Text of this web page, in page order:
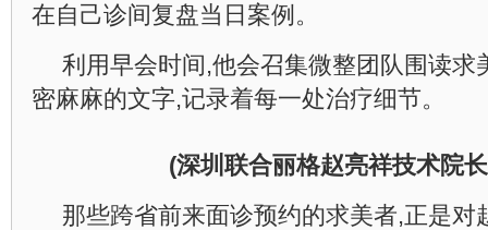
在自己诊间复盘当日案例。
利用早会时间,他会召集微整团队围读求
密麻麻的文字,记录着每一处治疗细节。
(深圳联合丽格赵亮祥技术院长
那些跨省前来面诊预约的求美者,正是对